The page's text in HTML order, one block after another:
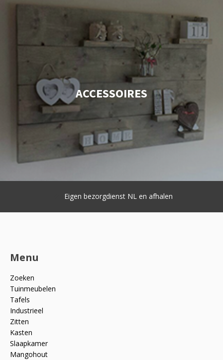
ACCESSOIRES
Eigen bezorgdienst NL en afhalen
Menu
Zoeken
Tuinmeubelen
Tafels
Industrieel
Zitten
Kasten
Slaapkamer
Mangohout